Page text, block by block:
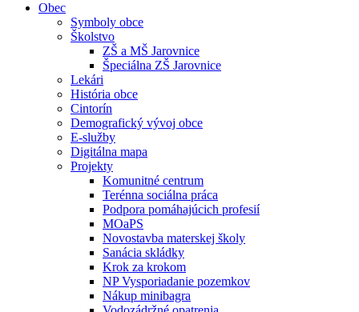
Obec
Symboly obce
Školstvo
ZŠ a MŠ Jarovnice
Špeciálna ZŠ Jarovnice
Lekári
História obce
Cintorín
Demografický vývoj obce
E-služby
Digitálna mapa
Projekty
Komunitné centrum
Terénna sociálna práca
Podpora pomáhajúcich profesií
MOaPS
Novostavba materskej školy
Sanácia skládky
Krok za krokom
NP Vysporiadanie pozemkov
Nákup minibagra